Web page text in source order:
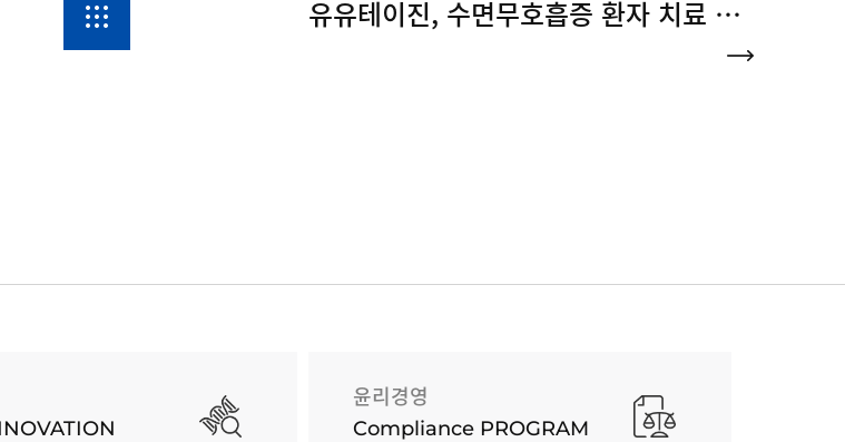
유유테이진, 수면무호흡증 환자 치료 돕는 i3 시스템 구축
윤리경영
Compliance PROGRAM